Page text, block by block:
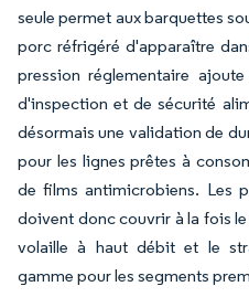
seule permet aux barquettes
porc réfrigéré d'apparaître
pression réglementaire
d'inspection et de sécurité
désormais une validation de
pour les lignes prêtes à
de films antimicrobiens. Les
doivent donc couvrir à la fois
volaille à haut débit et le
gamme pour les segments